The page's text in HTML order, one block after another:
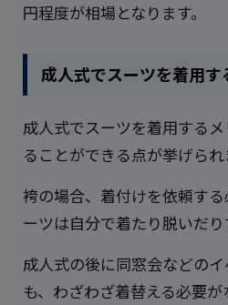
円程度が相場となります。
成人式でスーツを着用す
成人式でスーツを着用する
ることができる点が挙げられ
袴の場合、着付けを依頼す
ーツは自分で着たり脱いだり
成人式の後に同窓会などの
も、わざわざ着替える必要